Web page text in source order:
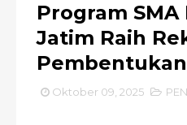
Program
Jatim Raih
Pembentukan
Oktober 09, 2025